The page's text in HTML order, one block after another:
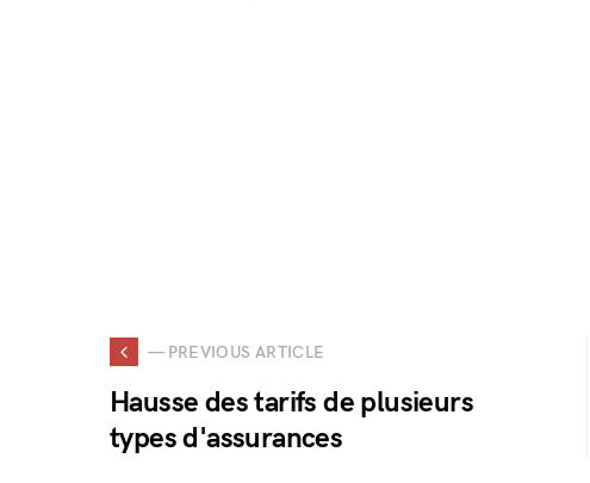
— PREVIOUS ARTICLE
Hausse des tarifs de plusieurs
types d'assurances